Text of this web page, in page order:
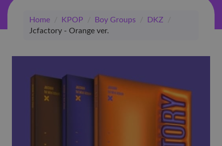
(Winkel)
Home / KPOP / Boy Groups / DKZ
/
Jcfactory - Orange ver.